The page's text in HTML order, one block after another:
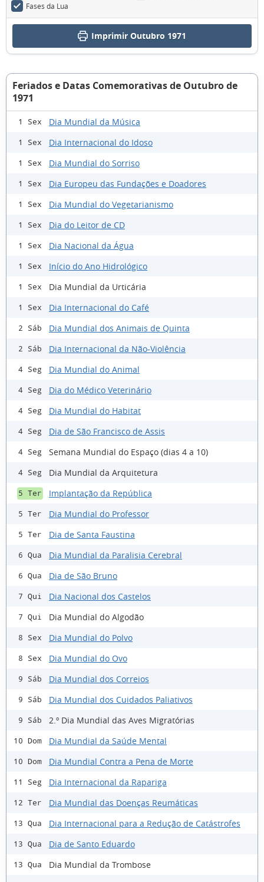
Fases da Lua
Imprimir Outubro 1971
Feriados e Datas Comemorativas de Outubro de
1971
1 Sex Dia Mundial da Música
1 Sex Dia Internacional do Idoso
1 Sex Dia Mundial do Sorriso
1 Sex Dia Europeu das Fundações e Doadores
1 Sex Dia Mundial do Vegetarianismo
1 Sex Dia do Leitor de CD
1 Sex Dia Nacional da Água
1 Sex Início do Ano Hidrológico
1 Sex Dia Mundial da Urticária
1 Sex Dia Internacional do Café
2 Sáb Dia Mundial dos Animais de Quinta
2 Sáb Dia Internacional da Não-Violência
4 Seg Dia Mundial do Animal
4 Seg Dia do Médico Veterinário
4 Seg Dia Mundial do Habitat
4 Seg Dia de São Francisco de Assis
4 Seg Semana Mundial do Espaço (dias 4 a 10)
4 Seg Dia Mundial da Arquitetura
5 Ter Implantação da República
5 Ter Dia Mundial do Professor
5 Ter Dia de Santa Faustina
6 Qua Dia Mundial da Paralisia Cerebral
6 Qua Dia de São Bruno
7 Qui Dia Nacional dos Castelos
7 Qui Dia Mundial do Algodão
8 Sex Dia Mundial do Polvo
8 Sex Dia Mundial do Ovo
9 Sáb Dia Mundial dos Correios
9 Sáb Dia Mundial dos Cuidados Paliativos
9 Sáb 2.º Dia Mundial das Aves Migratórias
10 Dom Dia Mundial da Saúde Mental
10 Dom Dia Mundial Contra a Pena de Morte
11 Seg Dia Internacional da Rapariga
12 Ter Dia Mundial das Doenças Reumáticas
13 Qua Dia Internacional para a Redução de Catástrofes
13 Qua Dia de Santo Eduardo
13 Qua Dia Mundial da Trombose